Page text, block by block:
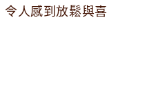
令人感到放鬆與喜